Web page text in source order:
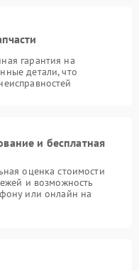
гарантия на
детали, что
и бесплатная
оценка стоимости
и возможность
или онлайн на